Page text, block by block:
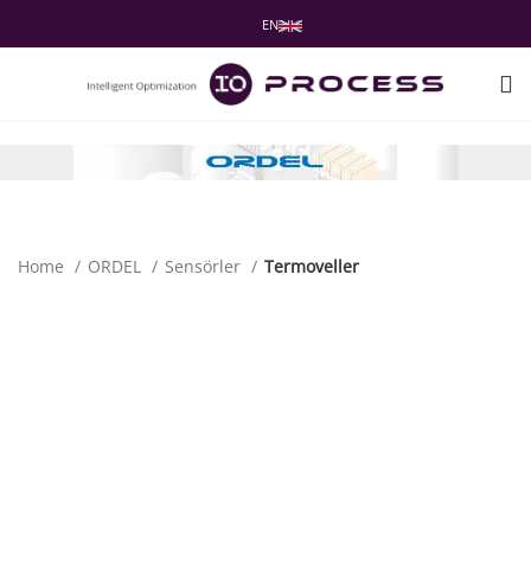
EN
Home ORDEL Sensörler Termoveller